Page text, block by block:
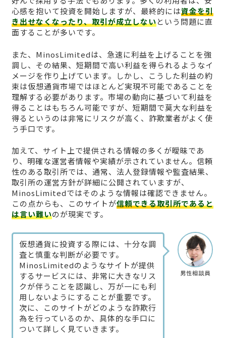
心感を抱いて投資を開始しますが、最終的には資金を引
き出せなくなったり、取引が成立しないという問題に直
面することが多いです。
また、MinosLimitedは、急速に利益を上げることを強
調し、その結果、短期間で高い利益を得られるようなイ
メージを作り上げています。しかし、こうした利益の約
束は仮想通貨市場ではほとんど実現不可能であることを
理解する必要があります。市場の動向に基づいて利益を
得ることはもちろん可能ですが、短期間で莫大な利益を
得るというのは非常にリスクが高く、詐欺業者がよく使
う手口です。
加えて、サイト上で提供される情報の多くが曖昧であ
り、明確な運営者情報や実績が示されていません。信頼
性のある取引所では、通常、法人登録情報や監査結果、
取引所の運営方針が詳細に公開されていますが、
MinosLimitedではそのような情報は確認できません。
この点からも、このサイトが信頼できる取引所であると
は言い難いのが現実です。
男性相談員
仮想通貨に投資する際には、十分な調
査と慎重な判断が必要です。
MinosLimitedのようなサイトが提供
するサービスには、非常に大きなリス
クが伴うことを認識し、万が一にも利
用しないようにすることが重要です。
次に、このサイトがどのような詐欺行
為を行っているのか、具体的な手口に
ついて詳しく見ていきます。